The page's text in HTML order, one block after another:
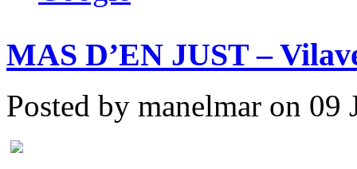
MAS D’EN JUST –
Posted by manelmar on